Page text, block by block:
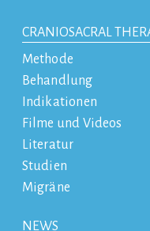
CRANIOSACRAL
Methode
Behandlung
Indikationen
Filme und Videos
Literatur
Studien
Migräne
NEWS